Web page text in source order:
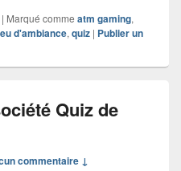
| Marqué comme atm gaming,
d'ambiance,quiz | Publier un
Quiz de
commentaire ↓